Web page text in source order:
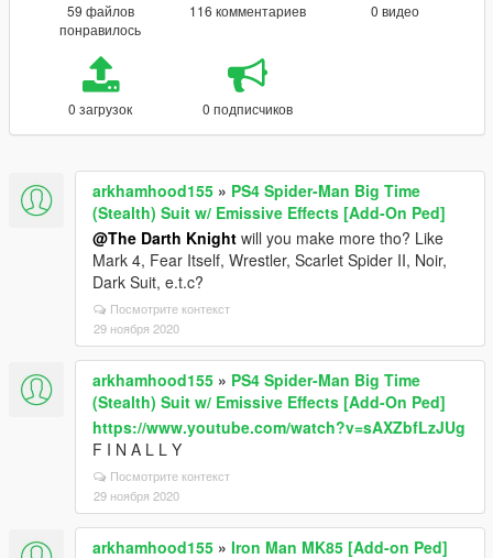
59 файлов
понравилось
116 комментариев 0 видео
0 загрузок 0 подписчиков
arkhamhood155 » PS4 Spider-Man Big Time
(Stealth) Suit w/ Emissive Effects [Add-On Ped]
@The Darth Knight will you make more tho? Like
Mark 4, Fear Itself, Wrestler, Scarlet Spider II, Noir,
Dark Suit, e.t.c?
Посмотрите контекст
29 ноября 2020
arkhamhood155 » PS4 Spider-Man Big Time
(Stealth) Suit w/ Emissive Effects [Add-On Ped]
https://www.youtube.com/watch?v=sAXZbfLzJUg
F I N A L L Y
Посмотрите контекст
29 ноября 2020
arkhamhood155 » Iron Man MK85 [Add-on Ped]